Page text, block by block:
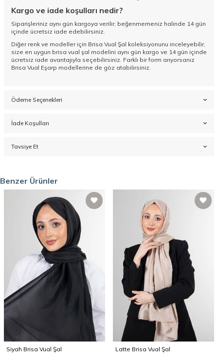
Kargo ve iade koşulları nedir?
Siparişleriniz aynı gün kargoya verilir; beğenmemeniz halinde 14 gün
içinde ücretsiz iade edebilirsiniz.
Diğer renk ve modeller için Brisa Vual Şal koleksiyonunu inceleyebilir,
size en uygun brisa vual şal modelini aynı gün kargo ve 14 gün içinde
ücretsiz iade avantajıyla seçebilirsiniz. Farklı bir form arıyorsanız
Brisa Vual Eşarp modellerine de göz atabilirsiniz.
Ödeme Seçenekleri
İade Koşulları
Tavsiye Et
Benzer Ürünler
Siyah Brisa Vual Şal Latte Brisa Vual Şal